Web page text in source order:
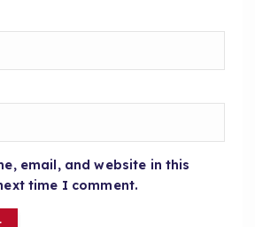
email, and website in this
time I comment.